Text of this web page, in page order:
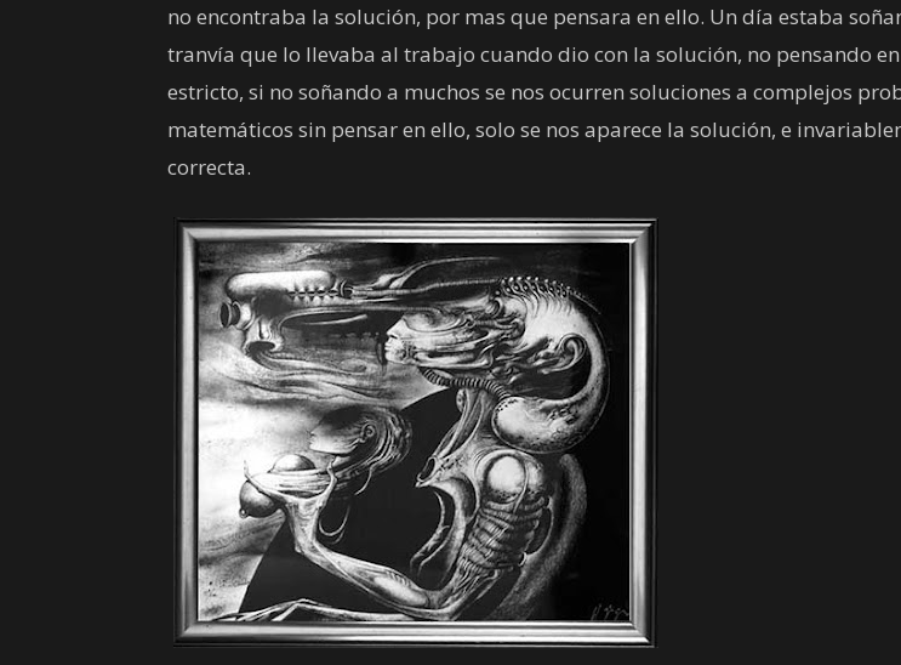
no encontraba la solución, por mas que pensara en ello. Un día estaba
tranvía que lo llevaba al trabajo cuando dio con la solución, no pensando
estricto, si no soñando a muchos se nos ocurren soluciones a complejos
matemáticos sin pensar en ello, solo se nos aparece la solución, e
correcta.